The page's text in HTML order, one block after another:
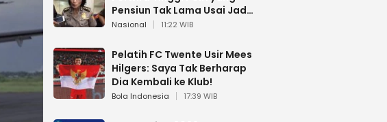
Pensiun Tak Lama Usai Jadi
Brigjen
Nasional 11:22 WIB
Pelatih FC Twente Usir Mees
Hilgers: Saya Tak Berharap
Dia Kembali ke Klub!
Bola Indonesia 17:39 WIB